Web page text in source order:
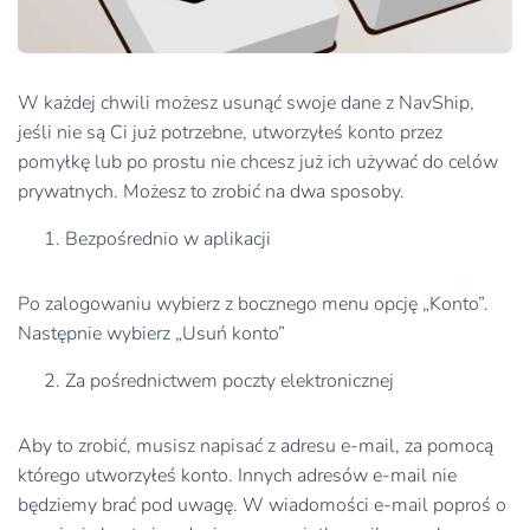
W każdej chwili możesz usunąć swoje dane z NavShip,
jeśli nie są Ci już potrzebne, utworzyłeś konto przez
pomyłkę lub po prostu nie chcesz już ich używać do celów
prywatnych. Możesz to zrobić na dwa sposoby.
Bezpośrednio w aplikacji
Po zalogowaniu wybierz z bocznego menu opcję „Konto”.
Następnie wybierz „Usuń konto”
Za pośrednictwem poczty elektronicznej
Aby to zrobić, musisz napisać z adresu e-mail, za pomocą
którego utworzyłeś konto. Innych adresów e-mail nie
będziemy brać pod uwagę. W wiadomości e-mail poproś o